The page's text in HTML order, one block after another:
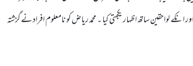
لواحقین ساتھ اظہار یکجہتی کیا ۔ محمد ریاض کو نامعلوم افراد نے گزشتہ